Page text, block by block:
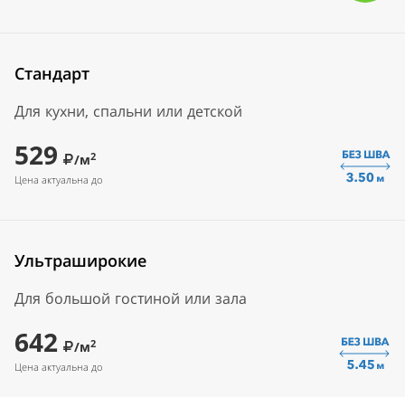
Стандарт
Для кухни, спальни или детской
529 /м2
Цена актуальна до
Ультраширокие
Для большой гостиной или зала
642 /м2
Цена актуальна до